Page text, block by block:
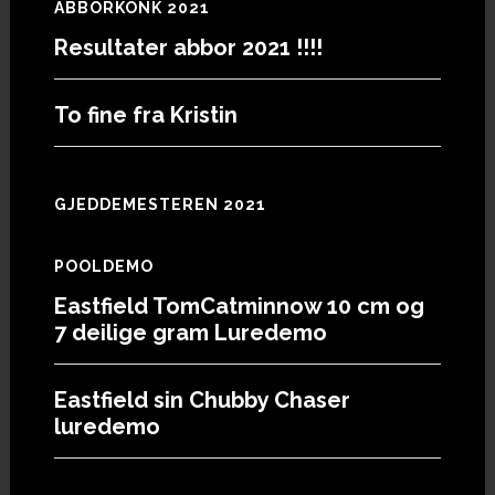
ABBORKONK 2021
Resultater abbor 2021 !!!!
To fine fra Kristin
GJEDDEMESTEREN 2021
POOLDEMO
Eastfield TomCatminnow 10 cm og
7 deilige gram Luredemo
Eastfield sin Chubby Chaser
luredemo